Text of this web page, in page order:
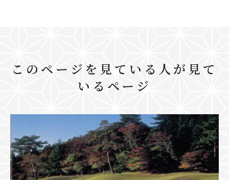
このページを見ている人が見て
いるページ